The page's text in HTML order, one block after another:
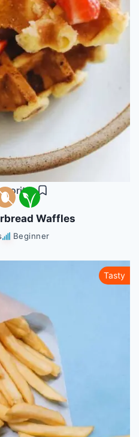
Waffles
Beginner
Tasty